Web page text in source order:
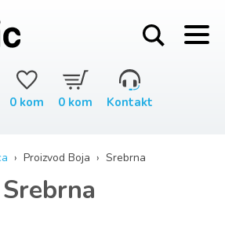
0 kom 0 kom Kontakt
› Proizvod Boja › Srebrna
Srebrna